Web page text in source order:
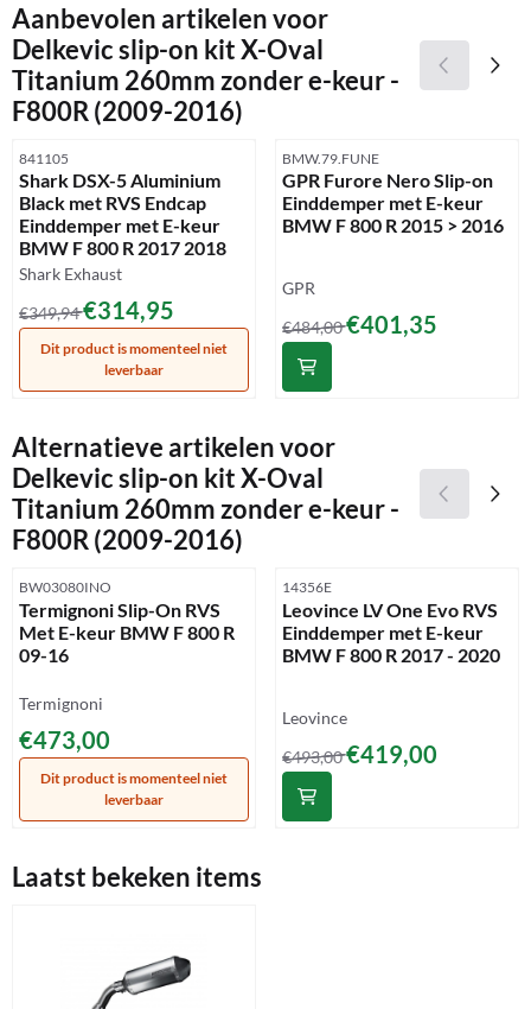
Aanbevolen artikelen voor
Delkevic slip-on kit X-Oval
Titanium 260mm zonder e-keur -
F800R (2009-2016)
Artikelnummer
841105
Shark DSX-5 Aluminium
Black met RVS Endcap
Einddemper met E-keur
BMW F 800 R 2017 2018
Merk:
Shark Exhaust
Van 349,94 voor 314,95
€349,94€314,95
Dit product is momenteel niet
leverbaar
Artikelnummer
BMW.79.FUNE
GPR Furore Nero Slip-on
Einddemper met E-keur
BMW F 800 R 2015 > 2016
Merk:
GPR
Van 484,00 voor 401,35
€484,00€401,35
Alternatieve artikelen voor
Delkevic slip-on kit X-Oval
Titanium 260mm zonder e-keur -
F800R (2009-2016)
Artikelnummer
BW03080INO
Termignoni Slip-On RVS
Met E-keur BMW F 800 R
09-16
Merk:
Termignoni
Prijs: 473,00
€473,00
Dit product is momenteel niet
leverbaar
Artikelnummer
14356E
Leovince LV One Evo RVS
Einddemper met E-keur
BMW F 800 R 2017 - 2020
Merk:
Leovince
Van 493,00 voor 419,00
€493,00€419,00
Laatst bekeken items